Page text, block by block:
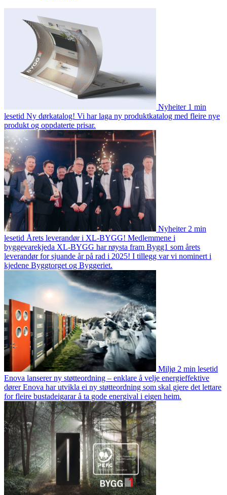
Nyheiter 1 min
lesetid Ny dørkatalog! Vi har laga ny produktkatalog med fleire nye
produkt og oppdaterte prisar.
Nyheiter 2 min
lesetid Årets leverandør i XL-BYGG! Medlemmene i
byggevarekjeda XL-BYGG har røysta fram Bygg1 som årets
leverandør for sjuande år på rad i 2025! I tillegg var vi nominert i
kjedene Byggtorget og Byggeriet.
Miljø 2 min lesetid
Enova lanserer ny støtteordning – enklare å velje energieffektive
dørerEnova har utvikla ei ny støtteordning som skal gjere det lettare
for fleire bustadeigarar å ta gode energival i eigen heim.